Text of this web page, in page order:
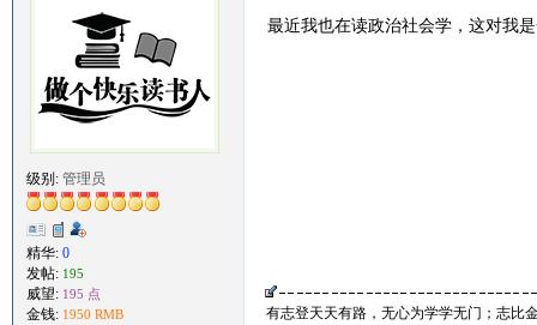
级别: 管理员
精华: 0
发帖: 195
威望: 195 点
金钱: 1950 RMB
最近我也在读政治社会学，这对我
有志登天天有路，无心为学学无门；志比